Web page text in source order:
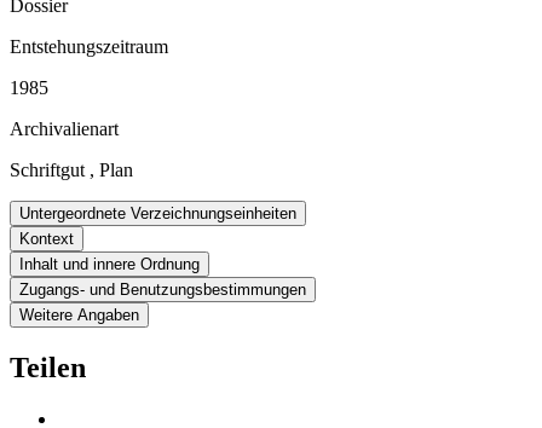
Dossier
Entstehungszeitraum
1985
Archivalienart
Schriftgut , Plan
Untergeordnete Verzeichnungseinheiten
Kontext
Inhalt und innere Ordnung
Zugangs- und Benutzungsbestimmungen
Weitere Angaben
Teilen